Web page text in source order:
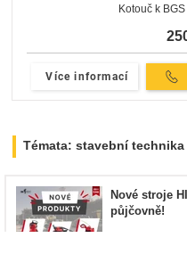
Kotouč k
Více informací
Témata: stavební technika
Nové stroje
půjčovně!